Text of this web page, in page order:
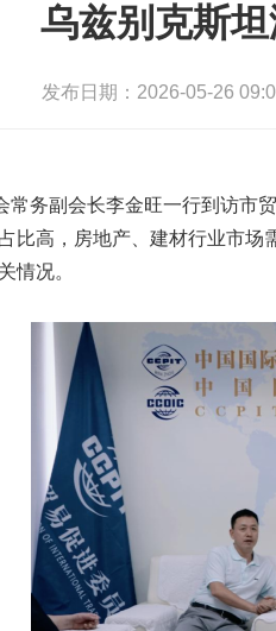
乌兹别克斯
发布日期：2026-05-26
务副会长李金旺一行到访市
比高，房地产、建材行业市
情况。